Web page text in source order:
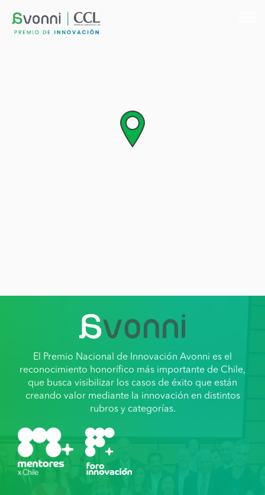
El Premio Nacional de Innovación Avonni es el
reconocimiento honorífico más importante de Chile,
que busca visibilizar los casos de éxito que están
creando valor mediante la innovación en distintos
rubros y categorías.